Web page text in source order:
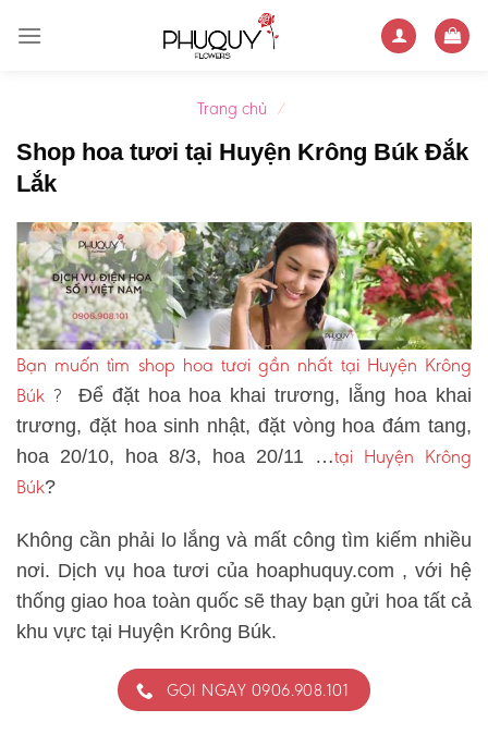
Trang chủ /
Shop hoa tươi tại Huyện Krông Búk Đắk
Lắk
Bạn muốn tìm shop hoa tươi gần nhất tại Huyện Krông
Búk ?Để đặt hoa hoa khai trương, lẵng hoa khai
trương, đặt hoa sinh nhật, đặt vòng hoa đám tang,
hoa 20/10, hoa 8/3, hoa 20/11 …tại Huyện Krông
Búk?
Không cần phải lo lắng và mất công tìm kiếm nhiều
nơi. Dịch vụ hoa tươi của hoaphuquy.com , với hệ
thống giao hoa toàn quốc sẽ thay bạn gửi hoa tất cả
khu vực tại Huyện Krông Búk.
GỌI NGAY 0906.908.101